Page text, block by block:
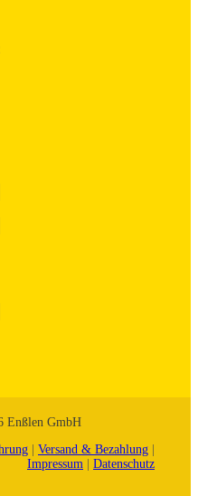
Enßlen GmbH
| Versand & Bezahlung |
Impressum | Datenschutz